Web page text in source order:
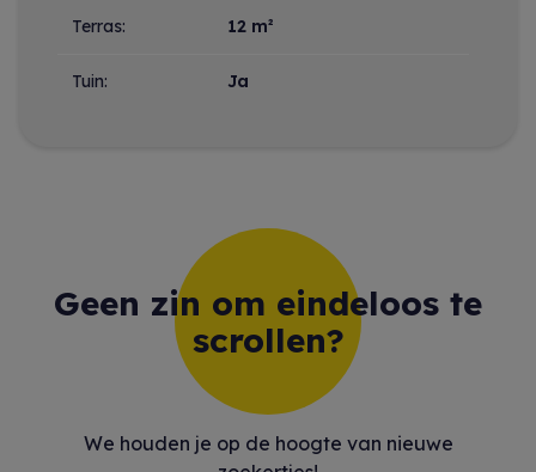
Terras: 12 m²
Tuin: Ja
Geen zin om eindeloos te
scrollen?
We houden je op de hoogte van nieuwe